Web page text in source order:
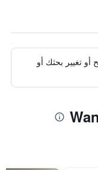
تغيير بحثك أو